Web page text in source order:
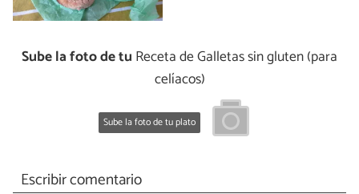
Sube la foto de tu Receta de Galletas sin gluten (para
celíacos)
Sube la foto de tu plato
Escribir comentario